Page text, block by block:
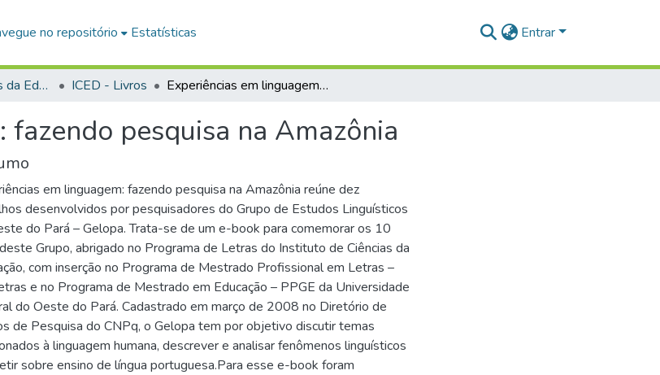
no repositório Estatísticas Entrar
Instituto de Ciências da Educação ICED - Livros Experiências em linguagem: fazendo pesquisa na Amazônia
pesquisa na Amazônia
em linguagem: fazendo pesquisa na Amazônia reúne dez
desenvolvidos por pesquisadores do Grupo de Estudos Linguísticos
do Pará – Gelopa. Trata-se de um e-book para comemorar os 10
Grupo, abrigado no Programa de Letras do Instituto de Ciências da
com inserção no Programa de Mestrado Profissional em Letras –
e no Programa de Mestrado em Educação – PPGE da Universidade
do Oeste do Pará. Cadastrado em março de 2008 no Diretório de
de Pesquisa do CNPq, o Gelopa tem por objetivo discutir temas
à linguagem humana, descrever e analisar fenômenos linguísticos
sobre ensino de língua portuguesa.Para esse e-book foram